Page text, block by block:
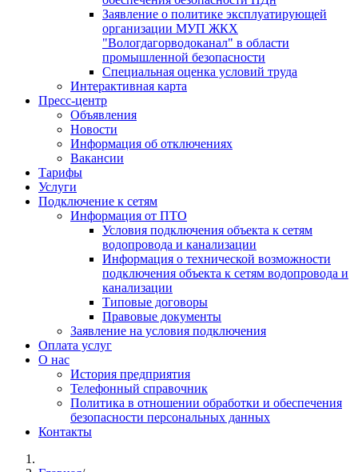
Заявление о политике эксплуатирующей
организации МУП ЖКХ
"Вологдагорводоканал" в области
промышленной безопасности
Специальная оценка условий труда
Интерактивная карта
Пресс-центр
Объявления
Новости
Информация об отключениях
Вакансии
Тарифы
Услуги
Подключение к сетям
Информация от ПТО
Условия подключения объекта к сетям
водопровода и канализации
Информация о технической возможности
подключения объекта к сетям водопровода и
канализации
Типовые договоры
Правовые документы
Заявление на условия подключения
Оплата услуг
О нас
История предприятия
Телефонный справочник
Политика в отношении обработки и обеспечения
безопасности персональных данных
Контакты